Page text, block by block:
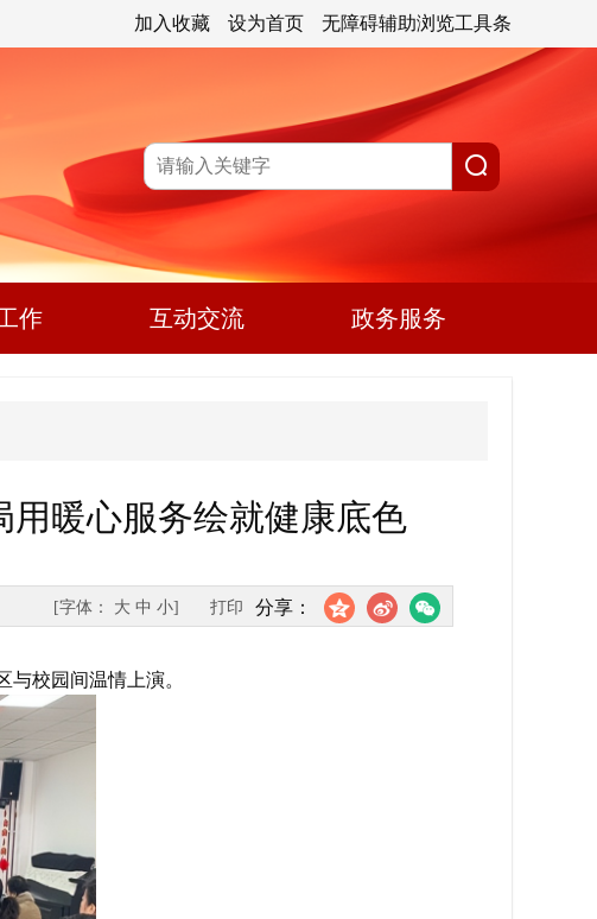
无障碍辅助浏览工具条
设为首页
加入收藏
作 互动交流 政务服务
暖心服务绘就健康底色
分享：
[字体： 大 中 小] 打印
校园间温情上演。